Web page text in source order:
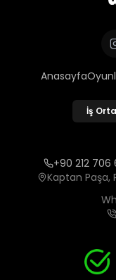
Anasayfa
İş
+90 212 706
Kaptan Paşa,